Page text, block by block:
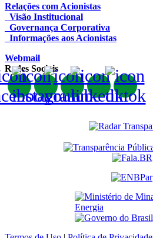
Relações com Acionistas
Visão Institucional
Governança Corporativa
Informações aos Acionistas
Webmail
Redes Sociais